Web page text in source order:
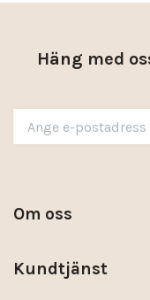
Häng med
Om oss
Kundtjänst